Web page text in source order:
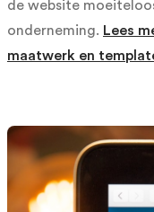
de website
onderneming. Lees
maatwerk en